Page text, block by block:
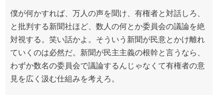
僕が何かすれば、万人の声を聞け、有権者と対話しろ、
と批判する新聞社ほど、数人の何とか委員会の議論を絶
対視する。笑い話かよ。そういう新聞が民意とかけ離れ
ていくのは必然だ。新聞が民主主義の根幹と言うなら、
わずか数名の委員会で議論するんじゃなくて有権者の意
見を広く汲む仕組みを考えろ。